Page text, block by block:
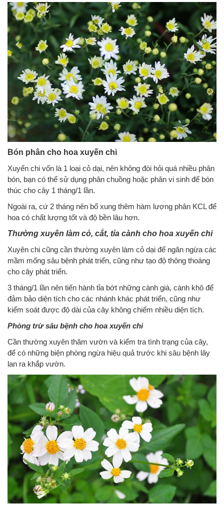
Bón phân cho hoa xuyến chi
Xuyến chi vốn là 1 loại cỏ dại, nên không đòi hỏi quá nhiều phân
bón, bạn có thể sử dụng phân chuồng hoặc phân vi sinh để bón
thúc cho cây 1 tháng/1 lần.
Ngoài ra, cứ 2 tháng nên bổ xung thêm hàm lượng phân KCL để
hoa có chất lượng tốt và độ bền lâu hơn.
Thường xuyên làm cỏ, cắt, tỉa cành cho hoa xuyến chi
Xuyên chi cũng cần thường xuyên làm cỏ dại để ngăn ngừa các
mầm mống sâu bệnh phát triển, cũng như tạo độ thông thoáng
cho cây phát triển.
3 tháng/1 lần nên tiến hành tỉa bớt những cành già, cành khô để
đảm bảo diện tích cho các nhánh khác phát triển, cũng như
kiểm soát được độ dài của cây không chiếm nhiều diện tích.
Phòng trừ sâu bệnh cho hoa xuyến chi
Cần thường xuyên thăm vườn và kiểm tra tình trạng của cây,
để có những biện phòng ngừa hiệu quả trước khi sâu bệnh lây
lan ra khắp vườn.